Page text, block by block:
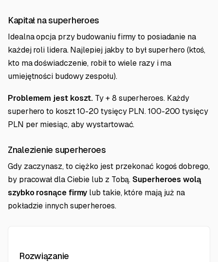
Kapitał na superheroes
Idealna opcja przy budowaniu firmy to posiadanie na
każdej roli lidera. Najlepiej jakby to był superhero (ktoś,
kto ma doświadczenie, robił to wiele razy i ma
umiejętności budowy zespołu).
Problemem jest koszt. Ty + 8 superheroes. Każdy
superhero to koszt 10-20 tysięcy PLN. 100-200 tysięcy
PLN per miesiąc, aby wystartować.
Znalezienie superheroes
Gdy zaczynasz, to ciężko jest przekonać kogoś dobrego,
by pracował dla Ciebie lub z Tobą.Superheroes wolą
szybko rosnące firmy lub takie, które mają już na
pokładzie innych superheroes.
Rozwiązanie